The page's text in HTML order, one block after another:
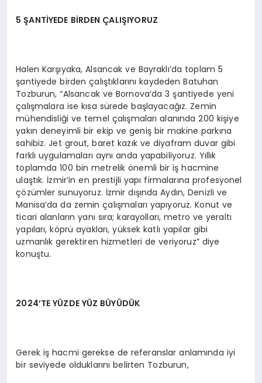
5 ŞANTİYEDE BİRDEN ÇALIŞIYORUZ
Halen Karşıyaka, Alsancak ve Bayraklı’da toplam 5
şantiyede birden çalıştıklarını kaydeden Batuhan
Tozburun, “Alsancak ve Bornova’da 3 şantiyede yeni
çalışmalara ise kısa sürede başlayacağız. Zemin
mühendisliği ve temel çalışmaları alanında 200 kişiye
yakın deneyimli bir ekip ve geniş bir makine parkına
sahibiz. Jet grout, baret kazık ve diyafram duvar gibi
farklı uygulamaları aynı anda yapabiliyoruz. Yıllık
toplamda 100 bin metrelik önemli bir iş hacmine
ulaştık. İzmir’in en prestijli yapı firmalarına profesyonel
çözümler sunuyoruz. İzmir dışında Aydın, Denizli ve
Manisa’da da zemin çalışmaları yapıyoruz. Konut ve
ticari alanların yanı sıra; karayolları, metro ve yeraltı
yapıları, köprü ayakları, yüksek katlı yapılar gibi
uzmanlık gerektiren hizmetleri de veriyoruz” diye
konuştu.
2024’TE YÜZDE YÜZ BÜYÜDÜK
Gerek iş hacmi gerekse de referanslar anlamında iyi
bir seviyede olduklarını belirten Tozburun,